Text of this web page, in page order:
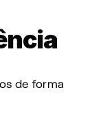
de forma